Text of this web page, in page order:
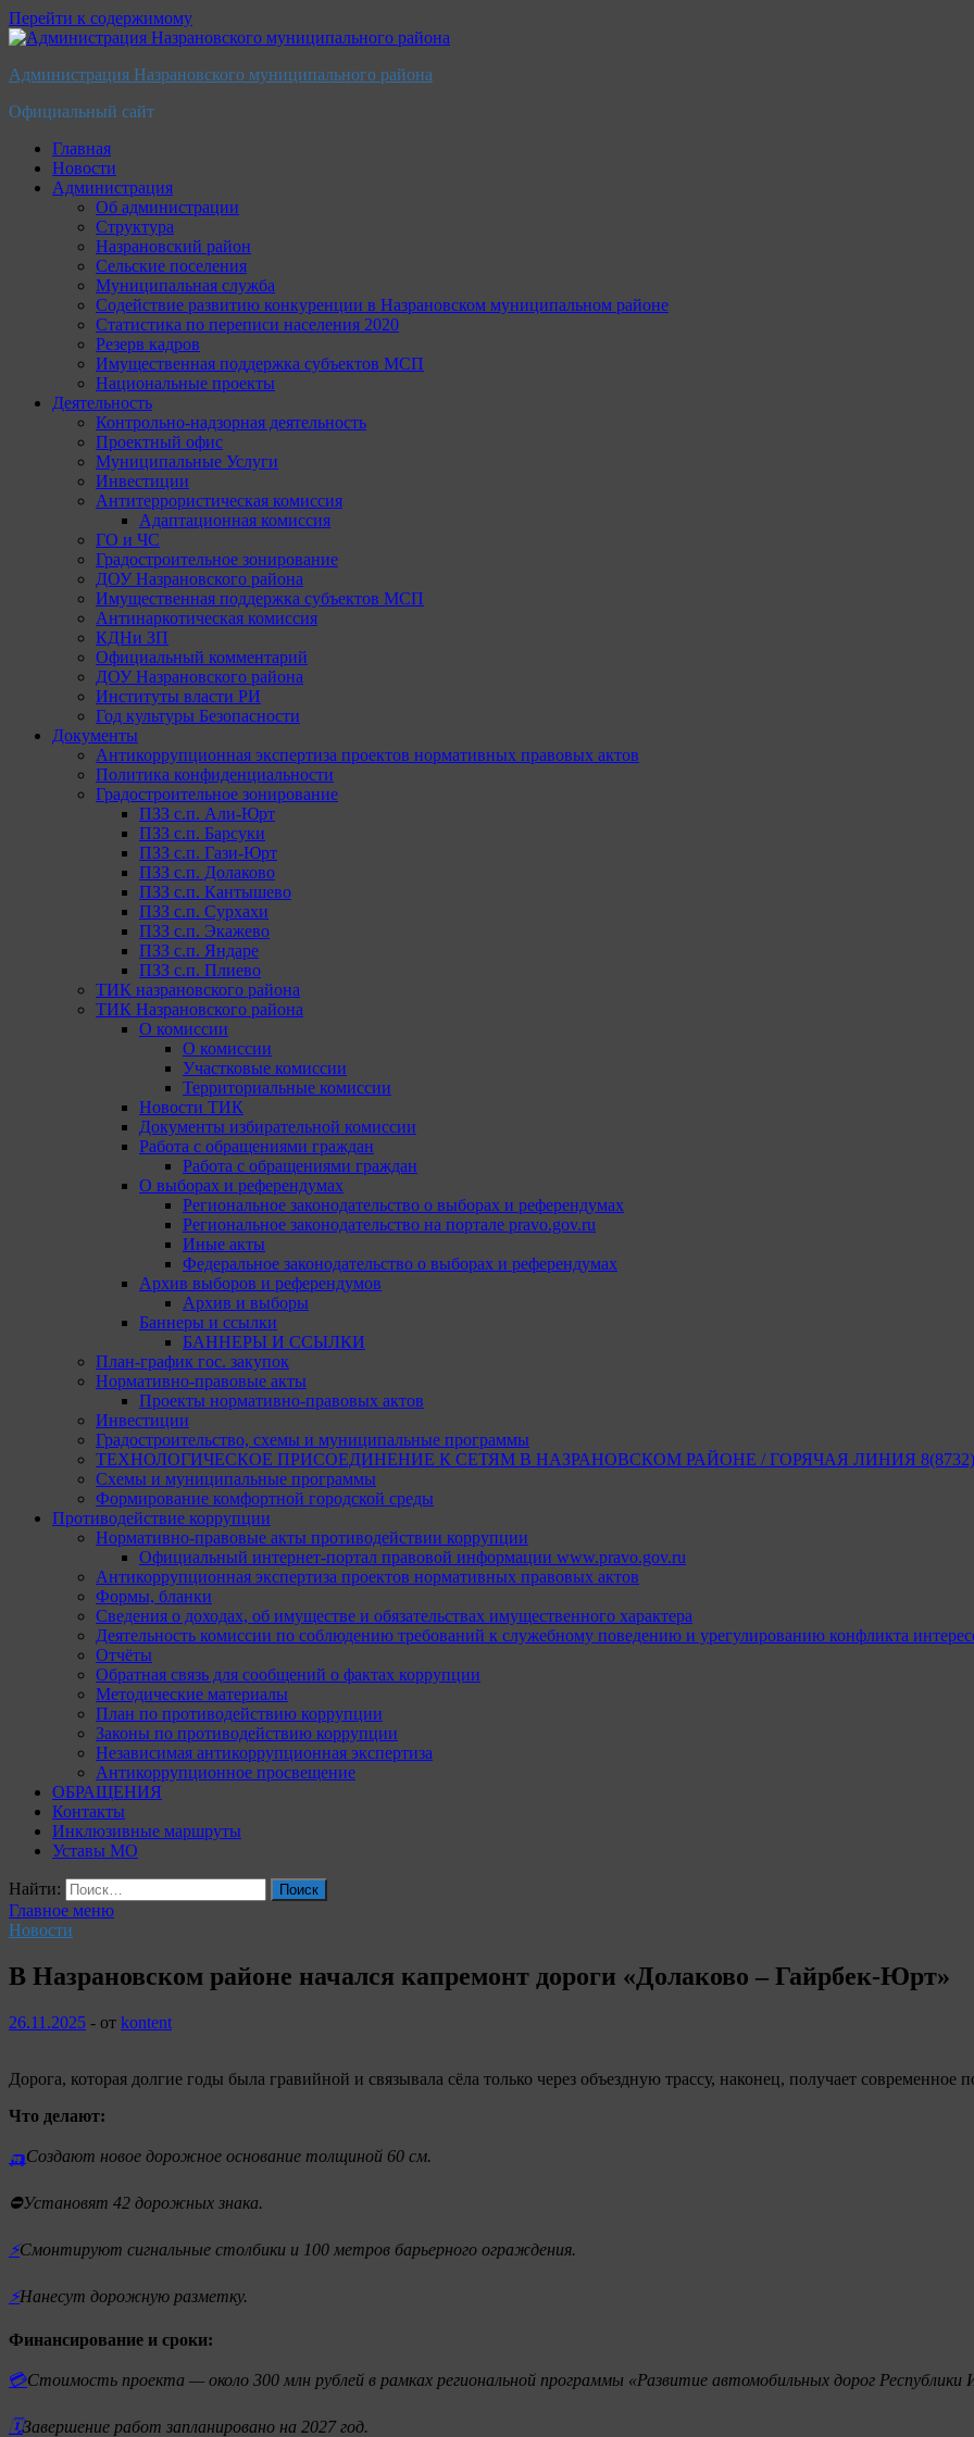
Перейти к содержимому
Администрация Назрановского муниципального района
Официальный сайт
Главная
Новости
Администрация
Об администрации
Структура
Назрановский район
Сельские поселения
Муниципальная служба
Содействие развитию конкуренции в Назрановском муниципальном районе
Статистика по переписи населения 2020
Резерв кадров
Имущественная поддержка субъектов МСП
Национальные проекты
Деятельность
Контрольно-надзорная деятельность
Проектный офис
Муниципальные Услуги
Инвестиции
Антитеррористическая комиссия
Адаптационная комиссия
ГО и ЧС
Градостроительное зонирование
ДОУ Назрановского района
Имущественная поддержка субъектов МСП
Антинаркотическая комиссия
КДНи ЗП
Официальный комментарий
ДОУ Назрановского района
Институты власти РИ
Год культуры Безопасности
Документы
Антикоррупционная экспертиза проектов нормативных правовых актов
Политика конфиденциальности
Градостроительное зонирование
ПЗЗ с.п. Али-Юрт
ПЗЗ с.п. Барсуки
ПЗЗ с.п. Гази-Юрт
ПЗЗ с.п. Долаково
ПЗЗ с.п. Кантышево
ПЗЗ с.п. Сурхахи
ПЗЗ с.п. Экажево
ПЗЗ с.п. Яндаре
ПЗЗ с.п. Плиево
ТИК назрановского района
ТИК Назрановского района
О комиссии
О комиссии
Участковые комиссии
Территориальные комиссии
Новости ТИК
Документы избирательной комиссии
Работа с обращениями граждан
Работа с обращениями граждан
О выборах и референдумах
Региональное законодательство о выборах и референдумах
Региональное законодательство на портале pravo.gov.ru
Иные акты
Федеральное законодательство о выборах и референдумах
Архив выборов и референдумов
Архив и выборы
Баннеры и ссылки
БАННЕРЫ И ССЫЛКИ
План-график гос. закупок
Нормативно-правовые акты
Проекты нормативно-правовых актов
Инвестиции
Градостроительство, схемы и муниципальные программы
ТЕХНОЛОГИЧЕСКОЕ ПРИСОЕДИНЕНИЕ К СЕТЯМ В НАЗРАНОВСКОМ РАЙОНЕ / ГОРЯЧАЯ ЛИНИЯ 8(8732)
Схемы и муниципальные программы
Формирование комфортной городской среды
Противодействие коррупции
Нормативно-правовые акты противодействии коррупции
Официальный интернет-портал правовой информации www.pravo.gov.ru
Антикоррупционная экспертиза проектов нормативных правовых актов
Формы, бланки
Сведения о доходах, об имуществе и обязательствах имущественного характера
Деятельность комиссии по соблюдению требований к служебному поведению и урегулированию конфликта
Отчёты
Обратная связь для сообщений о фактах коррупции
Методические материалы
План по противодействию коррупции
Законы по противодействию коррупции
Независимая антикоррупционная экспертиза
Антикоррупционное просвещение
ОБРАЩЕНИЯ
Контакты
Инклюзивные маршруты
Уставы МО
Найти:
Главное меню
Новости
В Назрановском районе начался капремонт дороги «Долаково – Гайрбек-Юрт»
26.11.2025 - от kontent
Дорога, которая долгие годы была гравийной и связывала сёла только через объездную трассу, наконец, получает современное
Что делают:
🛺Создают новое дорожное основание толщиной 60 см.
⛔Установят 42 дорожных знака.
⚡️Смонтируют сигнальные столбики и 100 метров барьерного ограждения.
⚡️Нанесут дорожную разметку.
Финансирование и сроки:
💳Стоимость проекта — около 300 млн рублей в рамках региональной программы «Развитие автомобильных дорог Республики
🗓️Завершение работ запланировано на 2027 год.